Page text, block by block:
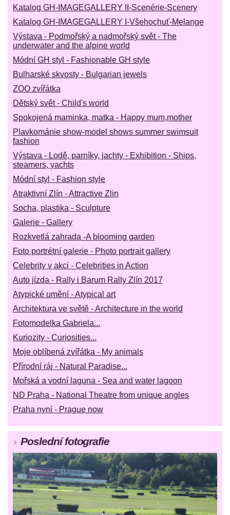
Katalog GH-IMAGEGALLERY II-Scenérie-Scenery
Katalog GH-IMAGEGALLERY I-Všehochuť-Melange
Výstava - Podmořský a nadmořský svět - The
underwater and the alpine world
Módní GH styl - Fashionable GH style
Bulharské skvosty - Bulgarian jewels
ZOO zvířátka
Dětský svět - Child's world
Spokojená maminka, matka - Happy mum,mother
Plavkománie show-model shows summer swimsuit
fashion
Výstava - Lodě, parníky, jachty - Exhibition - Ships,
steamers, yachts
Módní styl - Fashion style
Atraktivní Zlín - Attractive Zlin
Socha, plastika - Sculpture
Galerie - Gallery
Rozkvetlá zahrada -A blooming garden
Foto portrétní galerie - Photo portrait gallery
Celebrity v akci - Celebrities in Action
Auto jízda - Rally i Barum Rally Zlín 2017
Atypické umění - Atypical art
Architektura ve světě - Architecture in the world
Fotomodelka Gabriela...
Kuriozity - Curiosities...
Moje oblíbená zvířátka - My animals
Přírodní ráj - Natural Paradise...
Mořská a vodní laguna - Sea and water lagoon
ND Praha - National Theatre from unique angles
Praha nyní - Prague now
Poslední fotografie